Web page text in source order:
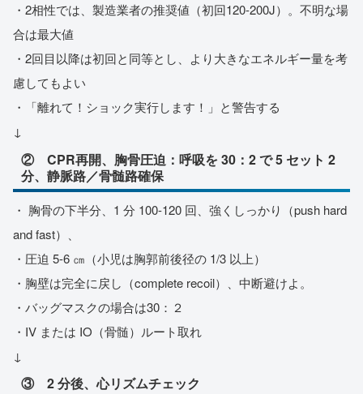
・2相性では、製造業者の推奨値（初回120-200J）。不明な場
合は最大値
・2回目以降は初回と同等とし、より大きなエネルギー量を考
慮してもよい
・「離れて！ショック実行します！」と警告する
↓
② CPR再開、胸骨圧迫：呼吸を 30：2 で 5 セット 2
分、静脈路／骨髄路確保
・ 胸骨の下半分、1 分 100-120 回、強くしっかり（push hard
and fast）、
・圧迫 5-6 ㎝（小児は胸郭前後径の 1/3 以上）
・胸壁は完全に戻し（complete recoil）、中断避けよ。
・バッグマスクの場合は30：２
・IV または IO（骨髄）ルート取れ
↓
③ 2 分後、心リズムチェック